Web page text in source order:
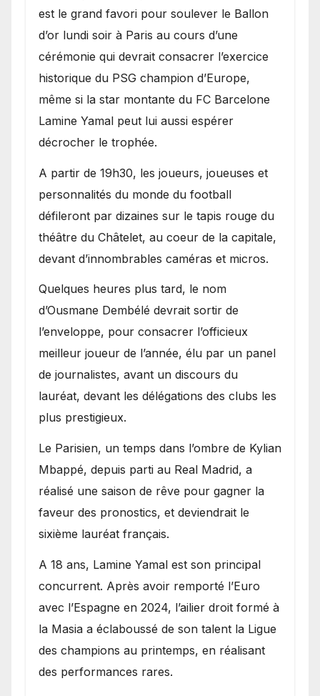
est le grand favori pour soulever le Ballon
d’or lundi soir à Paris au cours d’une
cérémonie qui devrait consacrer l’exercice
historique du PSG champion d’Europe,
même si la star montante du FC Barcelone
Lamine Yamal peut lui aussi espérer
décrocher le trophée.
A partir de 19h30, les joueurs, joueuses et
personnalités du monde du football
défileront par dizaines sur le tapis rouge du
théâtre du Châtelet, au coeur de la capitale,
devant d’innombrables caméras et micros.
Quelques heures plus tard, le nom
d’Ousmane Dembélé devrait sortir de
l’enveloppe, pour consacrer l’officieux
meilleur joueur de l’année, élu par un panel
de journalistes, avant un discours du
lauréat, devant les délégations des clubs les
plus prestigieux.
Le Parisien, un temps dans l’ombre de Kylian
Mbappé, depuis parti au Real Madrid, a
réalisé une saison de rêve pour gagner la
faveur des pronostics, et deviendrait le
sixième lauréat français.
A 18 ans, Lamine Yamal est son principal
concurrent. Après avoir remporté l’Euro
avec l’Espagne en 2024, l’ailier droit formé à
la Masia a éclaboussé de son talent la Ligue
des champions au printemps, en réalisant
des performances rares.